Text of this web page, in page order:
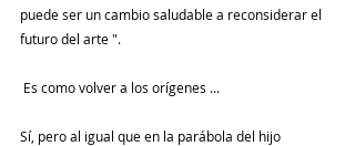
puede ser un cambio saludable a reconsiderar el
futuro del arte ".
Es como volver a los orígenes ...
Sí, pero al igual que en la parábola del hijo